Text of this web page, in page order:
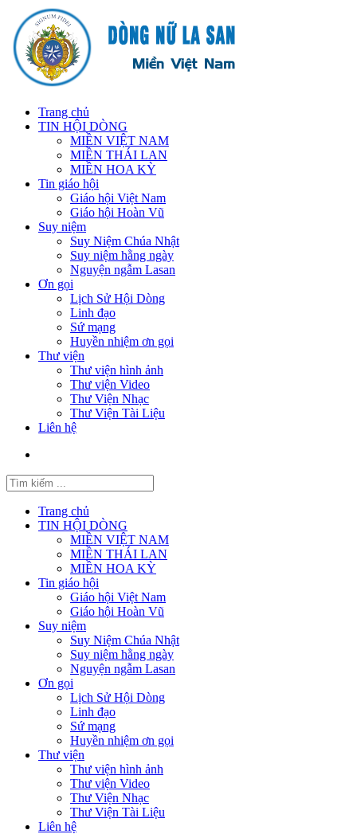
Trang chủ
TIN HỘI DÒNG
MIỀN VIỆT NAM
MIỀN THÁI LAN
MIỀN HOA KỲ
Tin giáo hội
Giáo hội Việt Nam
Giáo hội Hoàn Vũ
Suy niệm
Suy Niệm Chúa Nhật
Suy niệm hằng ngày
Nguyện ngẫm Lasan
Ơn gọi
Lịch Sử Hội Dòng
Linh đạo
Sứ mạng
Huyền nhiệm ơn gọi
Thư viện
Thư viện hình ảnh
Thư viện Video
Thư Viện Nhạc
Thư Viện Tài Liệu
Liên hệ
Trang chủ
TIN HỘI DÒNG
MIỀN VIỆT NAM
MIỀN THÁI LAN
MIỀN HOA KỲ
Tin giáo hội
Giáo hội Việt Nam
Giáo hội Hoàn Vũ
Suy niệm
Suy Niệm Chúa Nhật
Suy niệm hằng ngày
Nguyện ngẫm Lasan
Ơn gọi
Lịch Sử Hội Dòng
Linh đạo
Sứ mạng
Huyền nhiệm ơn gọi
Thư viện
Thư viện hình ảnh
Thư viện Video
Thư Viện Nhạc
Thư Viện Tài Liệu
Liên hệ